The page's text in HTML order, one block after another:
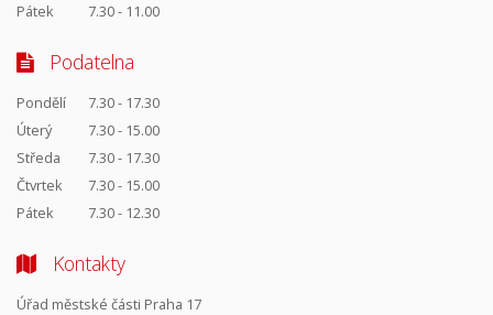
Pátek
7.30 - 11.00
Podatelna
Pondělí
7.30 - 17.30
Úterý
7.30 - 15.00
Středa
7.30 - 17.30
Čtvrtek
7.30 - 15.00
Pátek
7.30 - 12.30
Kontakty
Úřad městské části Praha 17